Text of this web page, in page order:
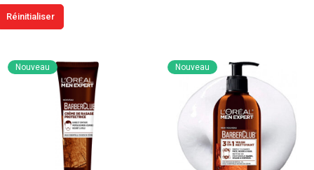
Nouveau Nouveau